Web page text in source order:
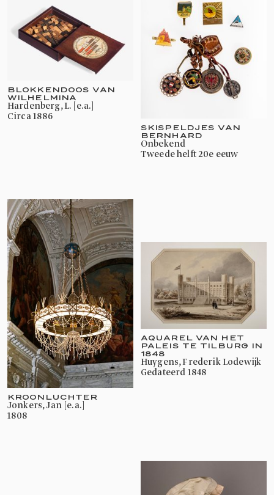
BLOKKENDOOS VAN
WILHELMINA
Hardenberg, L. [e.a.]
circa 1886
SKISPELDJES VAN
BERNHARD
onbekend
tweede helft 20e eeuw
KROONLUCHTER
Jonkers, Jan [e.a.]
1808
AQUAREL VAN HET
PALEIS TE TILBURG IN
1848
Huygens, Frederik Lodewijk
gedateerd 1848